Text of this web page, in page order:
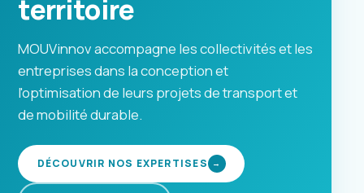
territoire
MOUVinnov accompagne les collectivités et les
entreprises dans la conception et
l'optimisation de leurs projets de transport et
de mobilité durable.
DÉCOUVRIR NOS EXPERTISES →